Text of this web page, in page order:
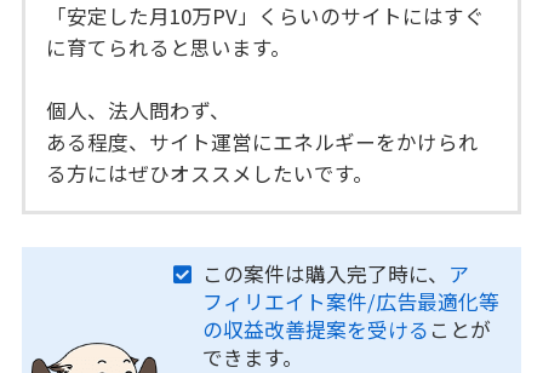
「安定した月10万PV」くらいのサイトにはすぐ
に育てられると思います。
個人、法人問わず、
ある程度、サイト運営にエネルギーをかけられ
る方にはぜひオススメしたいです。
この案件は購入完了時に、 ア
フィリエイト案件/広告最適化等
の収益改善提案を受ける ことが
できます。